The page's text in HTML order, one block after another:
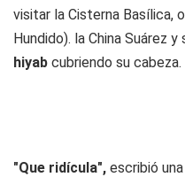
visitar la Cisterna Basílica,
Hundido). la China Suárez
hiyab cubriendo su cabeza.
"Que ridícula", escribió